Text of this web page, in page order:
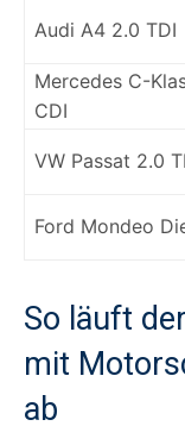
Audi A4 2.0 TDI
Mercedes C-
CDI
VW Passat 2.0
Ford Mondeo
So läuft
mit
ab